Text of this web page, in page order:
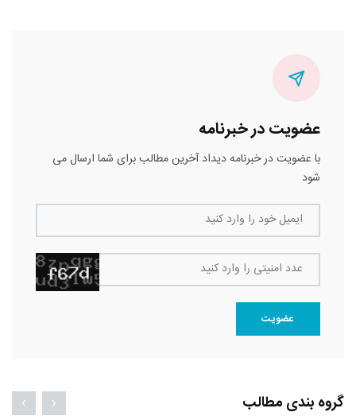
عضویت در خبرنامه
با عضویت در خبرنامه دیداد آخرین مطالب برای شما ارسال می
شود
ایمیل خود را وارد کنید
عدد امنیتی را وارد کنید
عضویت
گروه بندی مطالب